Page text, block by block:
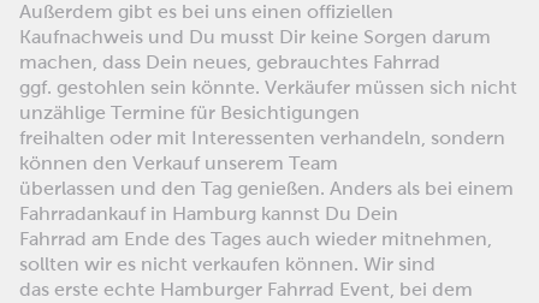
Außerdem gibt es bei uns einen offiziellen
Kaufnachweis und Du musst Dir keine Sorgen darum
machen, dass Dein neues, gebrauchtes Fahrrad
ggf. gestohlen sein könnte. Verkäufer müssen sich nicht
unzählige Termine für Besichtigungen
freihalten oder mit Interessenten verhandeln, sondern
können den Verkauf unserem Team
überlassen und den Tag genießen. Anders als bei einem
Fahrradankauf in Hamburg kannst Du Dein
Fahrrad am Ende des Tages auch wieder mitnehmen,
sollten wir es nicht verkaufen können. Wir sind
das erste echte Hamburger Fahrrad Event, bei dem